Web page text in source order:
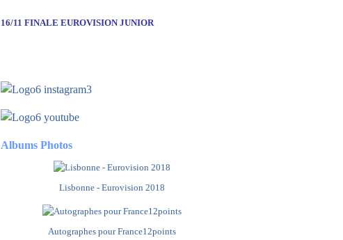
16/11 FINALE EUROVISION JUNIOR
Albums Photos
Lisbonne - Eurovision 2018
Autographes pour France12points